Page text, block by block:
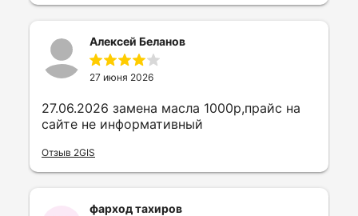
Алексей Беланов
27 июня 2026
27.06.2026 замена масла 1000р,прайс на
сайте не информативный
Отзыв 2GIS
фарход тахиров